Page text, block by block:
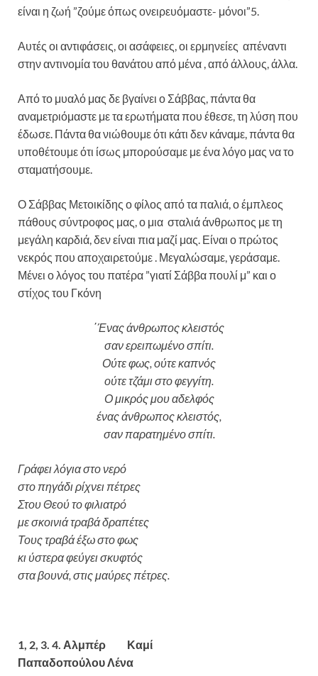
είναι η ζωή ”ζούμε όπως ονειρευόμαστε- μόνοι”5.
Αυτές οι αντιφάσεις, οι ασάφειες, οι ερμηνείες απέναντι
στην αντινομία του θανάτου από μένα , από άλλους, άλλα.
Από το μυαλό μας δε βγαίνει ο Σάββας, πάντα θα
αναμετριόμαστε με τα ερωτήματα που έθεσε, τη λύση που
έδωσε. Πάντα θα νιώθουμε ότι κάτι δεν κάναμε, πάντα θα
υποθέτουμε ότι ίσως μπορούσαμε με ένα λόγο μας να το
σταματήσουμε.
Ο Σάββας Μετοικίδης ο φίλος από τα παλιά, ο έμπλεος
πάθους σύντροφος μας, ο μια σταλιά άνθρωπος με τη
μεγάλη καρδιά, δεν είναι πια μαζί μας. Είναι ο πρώτος
νεκρός που αποχαιρετούμε . Μεγαλώσαμε, γεράσαμε.
Μένει ο λόγος του πατέρα ”γιατί Σάββα πουλί μ” και ο
στίχος του Γκόνη
΄Ένας άνθρωπος κλειστός
σαν ερειπωμένο σπίτι.
Ούτε φως, ούτε καπνός
ούτε τζάμι στο φεγγίτη.
Ο μικρός μου αδελφός
ένας άνθρωπος κλειστός,
σαν παρατημένο σπίτι.
Γράφει λόγια στο νερό
στο πηγάδι ρίχνει πέτρες
Στου Θεού το φιλιατρό
με σκοινιά τραβά δραπέτες
Τους τραβά έξω στο φως
κι ύστερα φεύγει σκυφτός
στα βουνά, στις μαύρες πέτρες.
1, 2, 3. 4. Αλμπέρ Καμί
Παπαδοπούλου Λένα